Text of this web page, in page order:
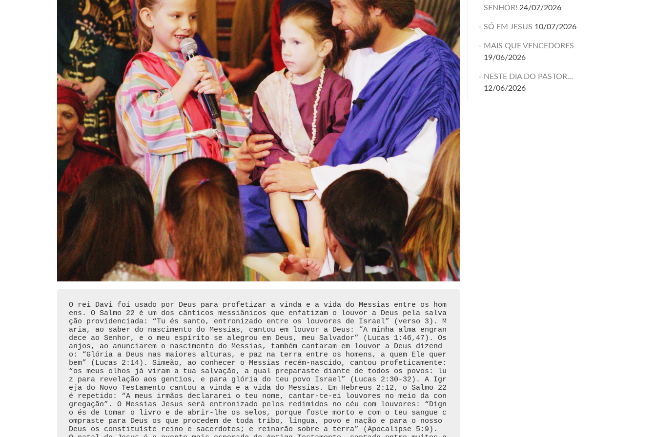
O rei Davi foi usado por Deus para profetizar a vinda e a vida do Messias entre os hom
ens. O Salmo 22 é um dos cânticos messiânicos que enfatizam o louvor a Deus pela salva
ção providenciada: “Tu és santo, entronizado entre os louvores de Israel” (verso 3). M
aria, ao saber do nascimento do Messias, cantou em louvor a Deus: “A minha alma engran
dece ao Senhor, e o meu espírito se alegrou em Deus, meu Salvador” (Lucas 1:46,47). Os
anjos, ao anunciarem o nascimento do Messias, também cantaram em louvor a Deus dizend
o: “Glória a Deus nas maiores alturas, e paz na terra entre os homens, a quem Ele quer
bem” (Lucas 2:14). Simeão, ao conhecer o Messias recém-nascido, cantou profeticamente:
“os meus olhos já viram a tua salvação, a qual preparaste diante de todos os povos: lu
z para revelação aos gentios, e para glória do teu povo Israel” (Lucas 2:30-32). A Igr
eja do Novo Testamento cantou a vinda e a vida do Messias. Em Hebreus 2:12, o Salmo 22
é repetido: “A meus irmãos declararei o teu nome, cantar-te-ei louvores no meio da con
gregação”. O Messias Jesus será entronizado pelos redimidos no céu com louvores: “Dign
o és de tomar o livro e de abrir-lhe os selos, porque foste morto e com o teu sangue c
ompraste para Deus os que procedem de toda tribo, língua, povo e nação e para o nosso
Deus os constituíste reino e sacerdotes; e reinarão sobre a terra” (Apocalipse 5:9).
SENHOR! 24/07/2026
SÓ EM JESUS 10/07/2026
MAIS QUE VENCEDORES
19/06/2026
NESTE DIA DO PASTOR…
12/06/2026